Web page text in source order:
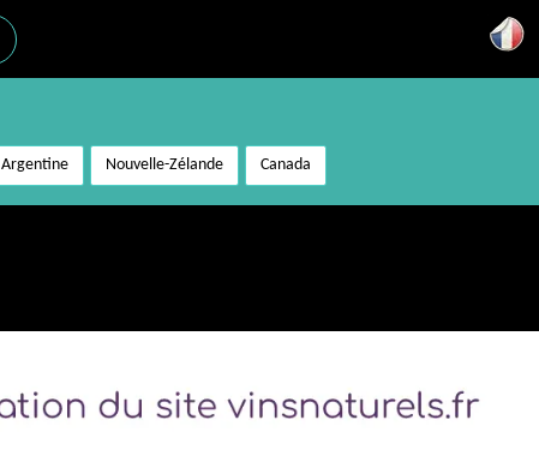
Argentine Nouvelle-Zélande Canada